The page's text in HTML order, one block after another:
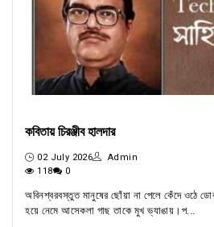
কবিতায় চিরঞ্জীব হালদার
02 July 2026
Admin
118
0
অবিনশ্বরবস্তুত মানুষের ছোঁয়া না পেলে কেঁদে ওঠে
হয়ে নেমে আসেকলা গাছ তাকে মুখ ভ্যাঙায়।প...